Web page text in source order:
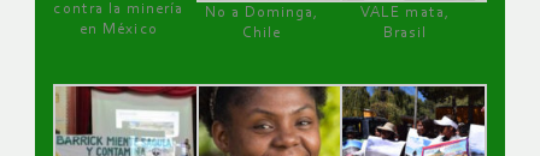
contra la minería
en México
No a Dominga,
Chile
VALE mata,
Brasil